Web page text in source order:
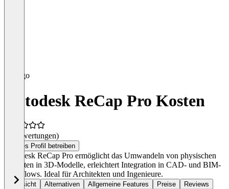
Autodesk ReCap Pro Kosten
(0 Bewertungen)
Dieses Profil betreiben
Autodesk ReCap Pro ermöglicht das Umwandeln von physischen
Objekten in 3D-Modelle, erleichtert Integration in CAD- und BIM-
Workflows. Ideal für Architekten und Ingenieure.
Übersicht Alternativen Allgemeine Features Preise Reviews